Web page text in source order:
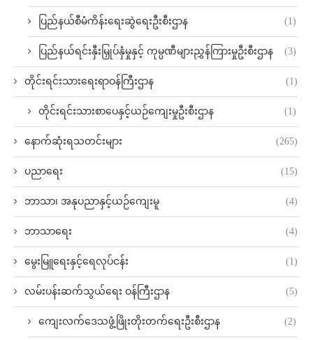
ပြည်နယ်စီမံကိန်းရေးဆွဲရေးဦးစီးဌာန (1)
ပြည်နယ်ရင်းနှီးမြှုပ်နှံမှုနှင့် ကုမ္ပဏီများညွှန်ကြားမှုဦးစီးဌာန (3)
တိုင်းရင်းသားရေးရာဝန်ကြီးဌာန (1)
တိုင်းရင်းသားစာပေနှင့်ယဉ်ကျေးမှုဦးစီးဌာန (1)
နောက်ဆုံးရသတင်းများ (265)
ပညာရေး (15)
ဘာသာ၊ အနုပညာနှင့်ယဉ်ကျေးမူ (4)
ဘာသာရေး (4)
မွေးမြူရေးနှင့်ရေလုပ်ငန်း (1)
လမ်းပန်းဆက်သွယ်‌ရေး ဝန်ကြီးဌာန (5)
ကျေးလက်ဒေသဖွံ့ဖြိုးတိုးတက်ရေးဦးစီးဌာန (2)